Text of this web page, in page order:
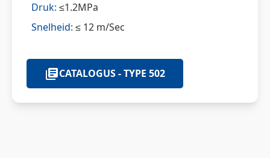
Druk: ≤1.2MPa
Snelheid: ≤ 12 m/Sec
CATALOGUS - TYPE 502